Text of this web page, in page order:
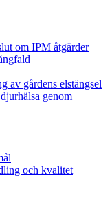
om IPM åtgärder
av gårdens elstängsel
genom
och kvalitet